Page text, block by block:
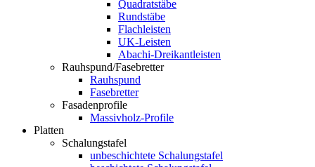
Quadratstäbe
Rundstäbe
Flachleisten
UK-Leisten
Abachi-Dreikantleisten
Rauhspund/Fasebretter
Rauhspund
Fasebretter
Fasadenprofile
Massivholz-Profile
Platten
Schalungstafel
unbeschichtete Schalungstafel